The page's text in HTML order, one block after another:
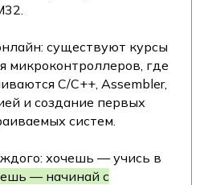
существуют курсы
микроконтроллеров, где
C/C++, Assembler,
и создание первых
систем.
хочешь — учись в
— начинай с